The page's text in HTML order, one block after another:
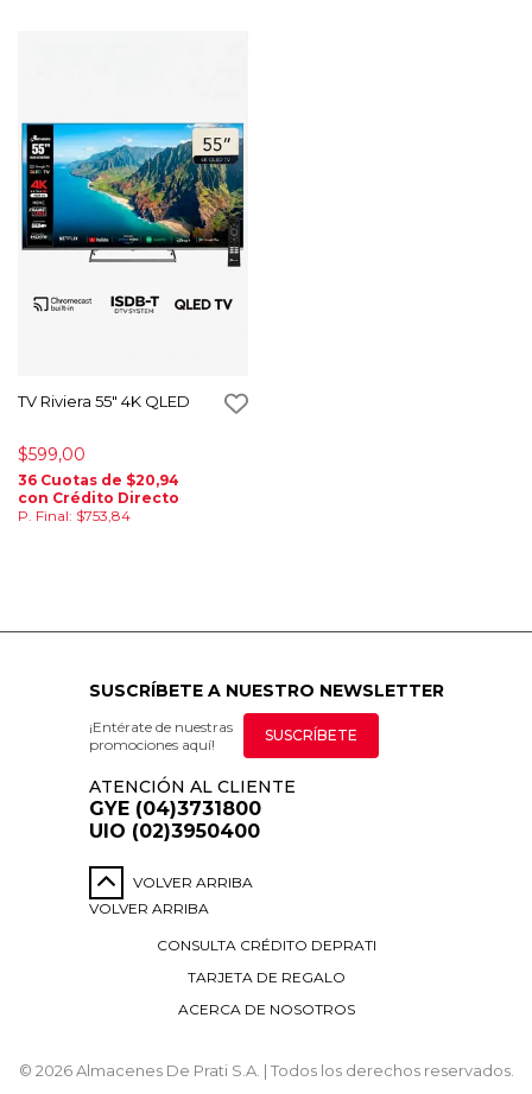
TV Riviera 55" 4K QLED
$599,00
36 Cuotas de $20,94
con Crédito Directo
P. Final: $753,84
SUSCRÍBETE A NUESTRO NEWSLETTER
¡Entérate de nuestras
promociones aquí!
SUSCRÍBETE
ATENCIÓN AL CLIENTE
GYE (04)3731800
UIO (02)3950400
VOLVER ARRIBA
VOLVER ARRIBA
CONSULTA CRÉDITO DEPRATI
TARJETA DE REGALO
ACERCA DE NOSOTROS
© 2026 Almacenes De Prati S.A. | Todos los derechos reservados.